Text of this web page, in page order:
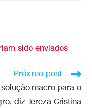
sido enviados
Próximo post
macro para o
diz Tereza Cristina